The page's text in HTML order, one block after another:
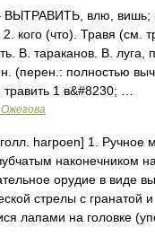
влю, вишь;
кого (что). Травя (см.
В. тараканов. В. луга,
(перен.: полностью
1 в&#8230; …
Ожегова
harpoen] 1. Ручное
наконечником
орудие в виде
стрелы с гранатой и
лапами на головке